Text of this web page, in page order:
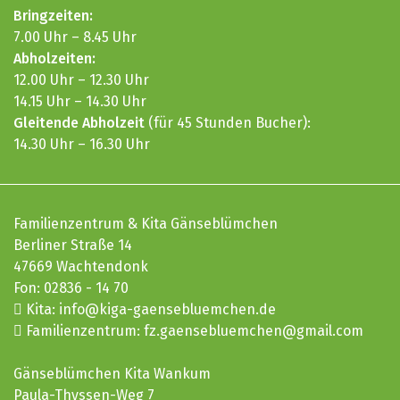
14.15 Uhr – 14.30 Uhr
Gleitende Abholzeit
14.30 Uhr – 16.30 Uhr
Familienzentrum & Kita Gänseblümchen
Berliner Straße 14
Kita: info@kiga-gaensebluemchen.de
Familienzentrum:
Gänseblümchen Kita Wankum
Paula-Thyssen-Weg 7
47669 Wachtendonk
wankum@kiga-gaensebluemchen.de